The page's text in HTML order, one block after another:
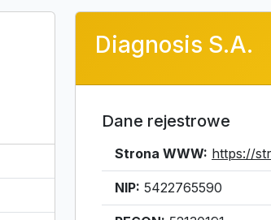
Diagnosis S.A.
Dane rejestrowe
Strona WWW: https://
NIP: 5422765590